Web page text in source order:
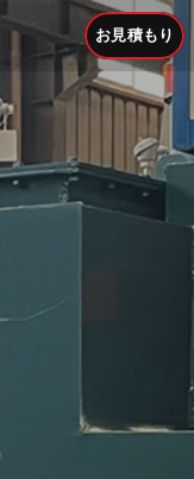
お見積もり